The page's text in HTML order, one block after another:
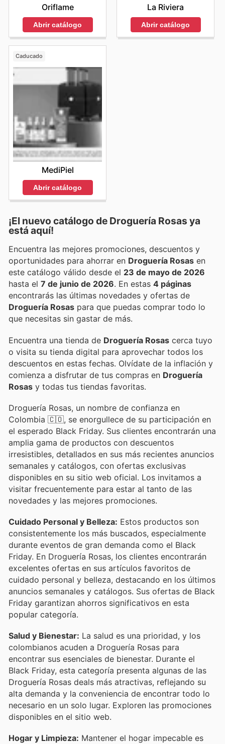
Oriflame
Abrir catálogo
La Riviera
Abrir catálogo
Caducado
MediPiel
Abrir catálogo
¡El nuevo catálogo de Droguería Rosas ya
está aquí!
Encuentra las mejores promociones, descuentos y
oportunidades para ahorrar en Droguería Rosas en
este catálogo válido desde el 23 de mayo de 2026
hasta el 7 de junio de 2026 . En estas 4 páginas
encontrarás las últimas novedades y ofertas de
Droguería Rosas para que puedas comprar todo lo
que necesitas sin gastar de más.
Encuentra una tienda de Droguería Rosas cerca tuyo
o visita su tienda digital para aprovechar todos los
descuentos en estas fechas. Olvídate de la inflación y
comienza a disfrutar de tus compras en Droguería
Rosas y todas tus tiendas favoritas.
Droguería Rosas, un nombre de confianza en
Colombia 🇨🇴, se enorgullece de su participación en
el esperado Black Friday. Sus clientes encontrarán una
amplia gama de productos con descuentos
irresistibles, detallados en sus más recientes anuncios
semanales y catálogos, con ofertas exclusivas
disponibles en su sitio web oficial. Los invitamos a
visitar frecuentemente para estar al tanto de las
novedades y las mejores promociones.
Cuidado Personal y Belleza: Estos productos son
consistentemente los más buscados, especialmente
durante eventos de gran demanda como el Black
Friday. En Droguería Rosas, los clientes encontrarán
excelentes ofertas en sus artículos favoritos de
cuidado personal y belleza, destacando en los últimos
anuncios semanales y catálogos. Sus ofertas de Black
Friday garantizan ahorros significativos en esta
popular categoría.
Salud y Bienestar: La salud es una prioridad, y los
colombianos acuden a Droguería Rosas para
encontrar sus esenciales de bienestar. Durante el
Black Friday, esta categoría presenta algunas de las
Droguería Rosas deals más atractivas, reflejando su
alta demanda y la conveniencia de encontrar todo lo
necesario en un solo lugar. Exploren las promociones
disponibles en el sitio web.
Hogar y Limpieza: Mantener el hogar impecable es